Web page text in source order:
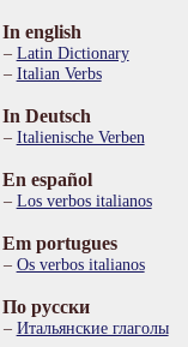
In english
Latin Dictionary
Italian Verbs
In Deutsch
Italienische Verben
En español
Los verbos italianos
Em portugues
Os verbos italianos
По русски
Итальянские глаголы